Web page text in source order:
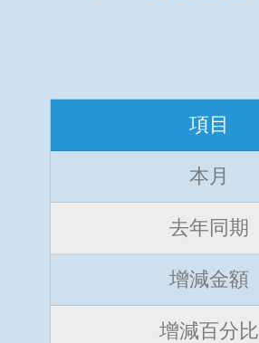
項目
本月
去年同期
增減金額
增減百分比